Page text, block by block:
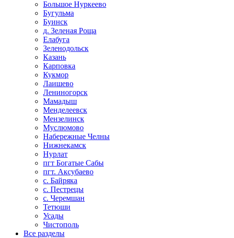
Большое Нуркеево
Бугульма
Буинск
д. Зеленая Роща
Елабуга
Зеленодольск
Казань
Карповка
Кукмор
Лаишево
Лениногорск
Мамадыш
Менделеевск
Мензелинск
Муслюмово
Набережные Челны
Нижнекамск
Нурлат
пгт Богатые Сабы
пгт. Аксубаево
с. Байряка
с. Пестрецы
с. Черемшан
Тетюши
Усады
Чистополь
Все разделы